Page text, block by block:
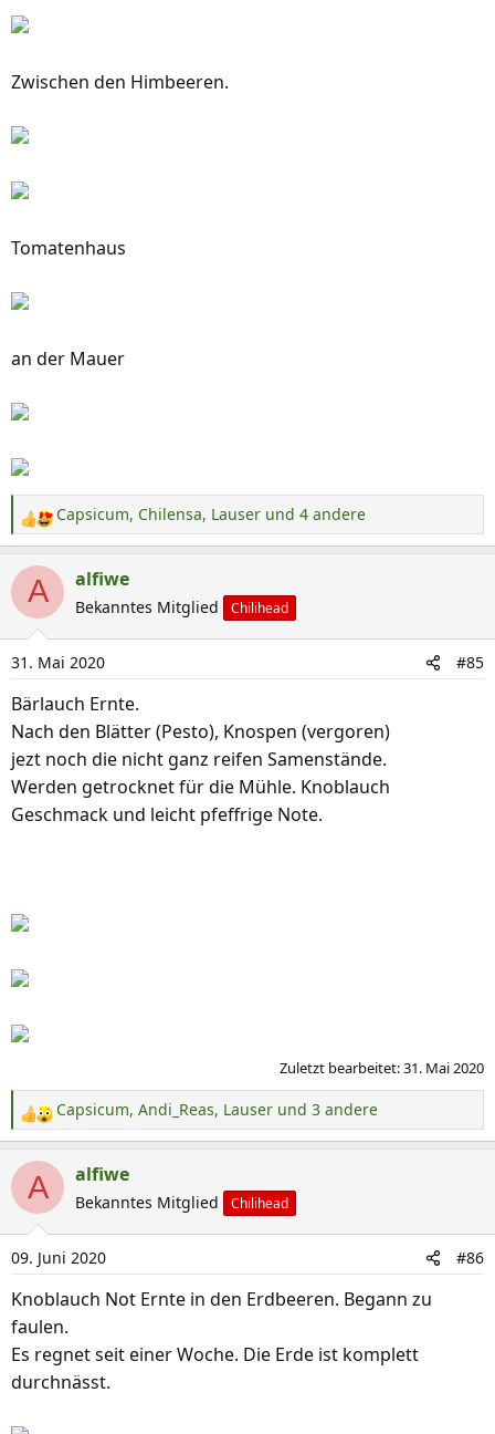
Zwischen den Himbeeren.
Tomatenhaus
an der Mauer
R
e
a
i
o
n
n
:
Capsicum, Chilensa, Lauser und 4 andere
A alfiwe
Bekanntes Mitglied Chilihead
31. Mai 2020 #85
Bärlauch Ernte.
Nach den Blätter (Pesto), Knospen (vergoren)
jezt noch die nicht ganz reifen Samenstände.
Werden getrocknet für die Mühle. Knoblauch
Geschmack und leicht pfeffrige Note.
Zuletzt bearbeitet:31. Mai 2020
R
e
a
i
o
n
n
:
Capsicum, Andi_Reas, Lauser und 3 andere
A alfiwe
Bekanntes Mitglied Chilihead
09. Juni 2020 #86
Knoblauch Not Ernte in den Erdbeeren. Begann zu
faulen.
Es regnet seit einer Woche. Die Erde ist komplett
durchnässt.